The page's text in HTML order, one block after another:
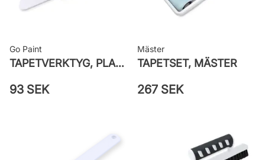
Go Paint
TAPETVERKTYG, PLAST GO PAINT
93 SEK
Mäster
TAPETSET, MÄSTER
267 SEK